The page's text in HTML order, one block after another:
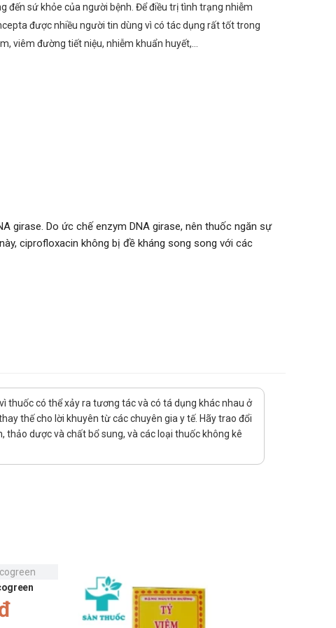
đến sứ khỏe của người bệnh. Để điều trị tình trạng nhiễm
được nhiều người tin dùng vì có tác dụng rất tốt trong
viêm đường tiết niệu, nhiễm khuẩn huyết,…
girase. Do ức chế enzym DNA girase, nên thuốc ngăn sự
ciprofloxacin không bị đề kháng song song với các
thuốc có thể xảy ra tương tác và có tá dụng khác nhau ở
thế cho lời khuyên từ các chuyên gia y tế. Hãy trao đổi
dược và chất bổ sung, và các loại thuốc không kê